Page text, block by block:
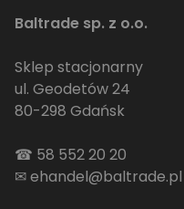
Baltrade sp. z o.o.
Sklep stacjonarny
ul. Geodetów 24
80-298 Gdańsk
☎ 58 552 20 20
✉ehandel@baltrade.pl